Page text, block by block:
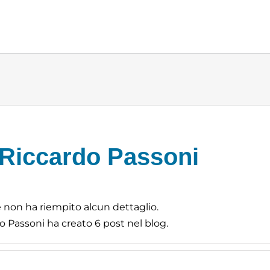
Passoni
non ha riempito alcun dettaglio.
Passoni ha creato 6 post nel blog.